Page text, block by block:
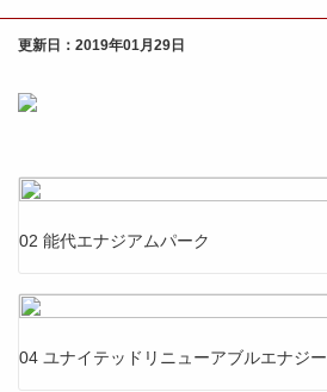
更新日： 2019年01月29日
02 能代エナジアムパーク
04 ユナイテッドリニューアブルエナジー